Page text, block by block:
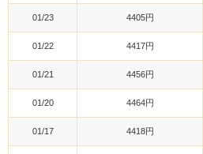
01/23 4405円
01/22 4417円
01/21 4456円
01/20 4464円
01/17 4418円